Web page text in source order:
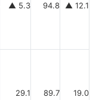
▲ 5.3 94.8 ▲ 12.1
29.1 89.7 19.0